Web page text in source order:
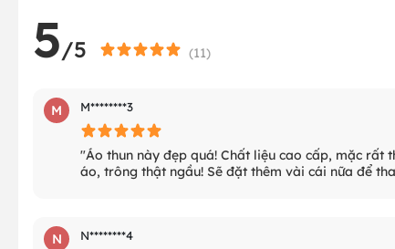
5/5 (11)
M M********3
"Áo thun này đẹp quá! Chất liệu cao cấp, mặc rất
áo, trông thật ngầu! Sẽ đặt thêm vài cái nữa để
N N********4